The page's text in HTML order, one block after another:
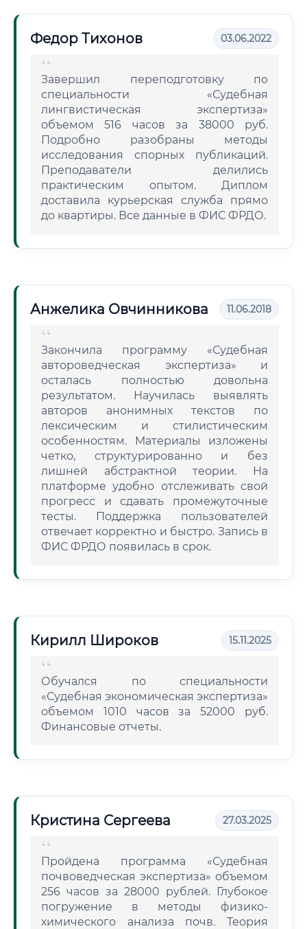
Федор Тихонов 03.06.2022
Завершил переподготовку по
специальности «Судебная
лингвистическая экспертиза»
объемом 516 часов за 38000 руб.
Подробно разобраны методы
исследования спорных публикаций.
Преподаватели делились
практическим опытом. Диплом
доставила курьерская служба прямо
до квартиры. Все данные в ФИС ФРДО.
Анжелика Овчинникова 11.06.2018
Закончила программу «Судебная
автороведческая экспертиза» и
осталась полностью довольна
результатом. Научилась выявлять
авторов анонимных текстов по
лексическим и стилистическим
особенностям. Материалы изложены
четко, структурированно и без
лишней абстрактной теории. На
платформе удобно отслеживать свой
прогресс и сдавать промежуточные
тесты. Поддержка пользователей
отвечает корректно и быстро. Запись в
ФИС ФРДО появилась в срок.
Кирилл Широков 15.11.2025
Обучался по специальности
«Судебная экономическая экспертиза»
объемом 1010 часов за 52000 руб.
Финансовые отчеты.
Кристина Сергеева 27.03.2025
Пройдена программа «Судебная
почвоведческая экспертиза» объемом
256 часов за 28000 рублей. Глубокое
погружение в методы физико-
химического анализа почв. Теория